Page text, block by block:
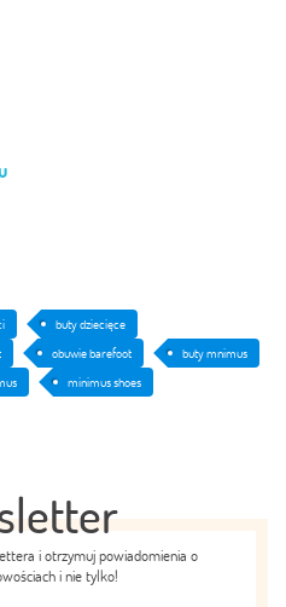
buty dziecięce
obuwie barefoot
buty mnimus
minimus shoes
i otrzymuj powiadomienia o
i nie tylko!